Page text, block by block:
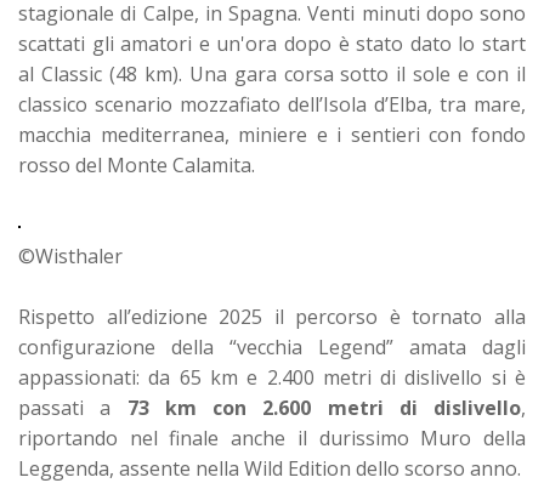
stagionale di Calpe, in Spagna. Venti minuti dopo sono
scattati gli amatori e un'ora dopo è stato dato lo start
al Classic (48 km). Una gara corsa sotto il sole e con il
classico scenario mozzafiato dell’Isola d’Elba, tra mare,
macchia mediterranea, miniere e i sentieri con fondo
rosso del Monte Calamita.
©Wisthaler
Rispetto all’edizione 2025 il percorso è tornato alla
configurazione della “vecchia Legend” amata dagli
appassionati: da 65 km e 2.400 metri di dislivello si è
passati a 73 km con 2.600 metri di dislivello,
riportando nel finale anche il durissimo Muro della
Leggenda, assente nella Wild Edition dello scorso anno.